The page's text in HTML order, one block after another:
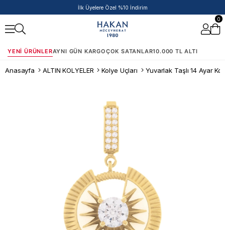
İlk Üyelere Özel %10 İndirim
0
YENI ÜRÜNLERAYNI GÜN KARGOÇOK SATANLAR10.000 TL ALTI
Anasayfa ALTIN KOLYELER Kolye Uçları Yuvarlak Taşlı 14 Ayar